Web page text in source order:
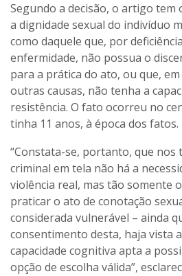
Segundo a decisão, o artigo
a dignidade sexual do indivíduo
como daquele que, por
enfermidade, não possua o
para a prática do ato, ou que,
outras causas, não tenha a
resistência. O fato ocorreu no
tinha 11 anos, à época dos fatos.
“Constata-se, portanto, que nos
criminal em tela não há a
violência real, mas tão somente
praticar o ato de conotação
considerada vulnerável – ainda
consentimento desta, haja vista
capacidade cognitiva apta a
opção de escolha válida”,